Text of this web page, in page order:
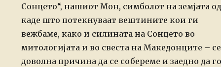
Сонцето“, нашиот Мон, симболот на земјата од
каде што потекнуваат вештините кои ги
вежбаме, како и силината на Сонцето во
митологијата и во свеста на Македонците – се
доволна причина да се собереме и заедно да го